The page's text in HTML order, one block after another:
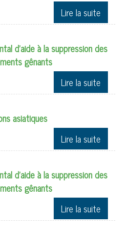
d’aide à la suppression des
gênants
asiatiques
d’aide à la suppression des
gênants